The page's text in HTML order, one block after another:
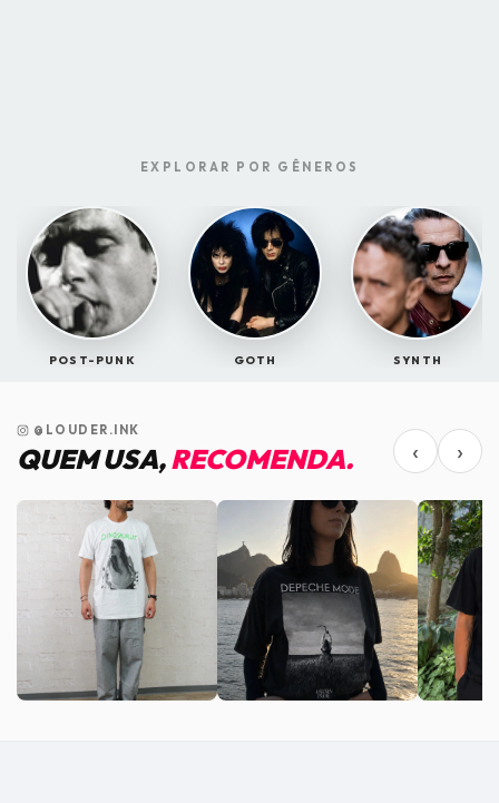
EXPLORAR POR GÊNEROS
POST-PUNK GOTH SYNTH
@LOUDER.INK
QUEM USA,RECOMENDA. ‹ ›